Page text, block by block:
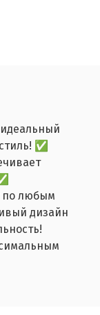
идеальный
✅
по любым
дизайн